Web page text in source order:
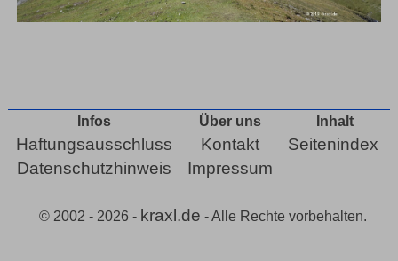
Infos
Haftungsausschluss
Datenschutzhinweis
Über uns
Kontakt
Impressum
Inhalt
Seitenindex
© 2002 - 2026 - kraxl.de - Alle Rechte vorbehalten.